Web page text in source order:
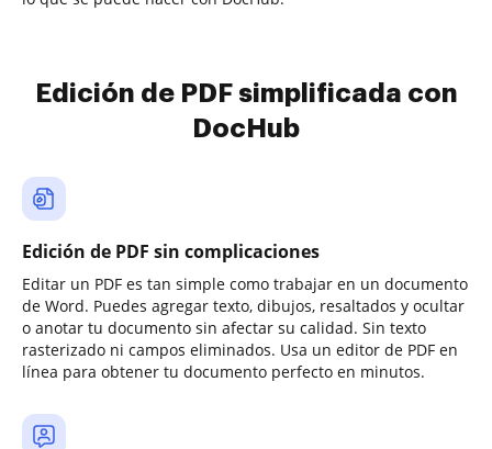
Edición de PDF simplificada con
DocHub
Edición de PDF sin complicaciones
Editar un PDF es tan simple como trabajar en un documento
de Word. Puedes agregar texto, dibujos, resaltados y ocultar
o anotar tu documento sin afectar su calidad. Sin texto
rasterizado ni campos eliminados. Usa un editor de PDF en
línea para obtener tu documento perfecto en minutos.